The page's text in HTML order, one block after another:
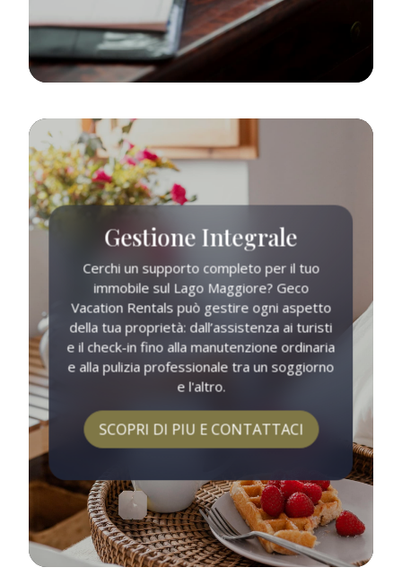
Gestione Integrale
Cerchi un supporto completo per il tuo
immobile sul Lago Maggiore? Geco
Vacation Rentals può gestire ogni aspetto
della tua proprietà: dall’assistenza ai turisti
e il check-in fino alla manutenzione ordinaria
e alla pulizia professionale tra un soggiorno
e l'altro.
SCOPRI DI PIU E CONTATTACI